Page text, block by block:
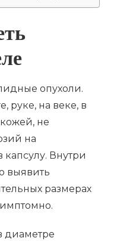
опухоли.
руке, на веке, в
не
на
Внутри
выявить
размерах
диаметре